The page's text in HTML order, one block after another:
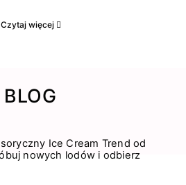
Czytaj więcej
BLOG